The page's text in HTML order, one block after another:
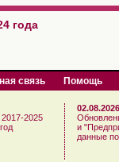
года
связь Помощь
2025
02.08.2026
и
данные